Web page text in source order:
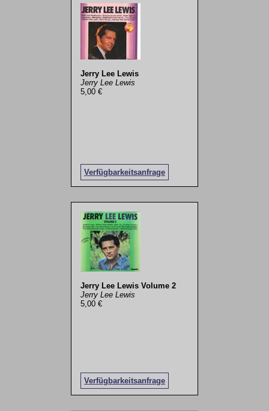
Jerry Lee Lewis
Jerry Lee Lewis
5,00 €
Verfügbarkeitsanfrage
Jerry Lee Lewis Volume 2
Jerry Lee Lewis
5,00 €
Verfügbarkeitsanfrage